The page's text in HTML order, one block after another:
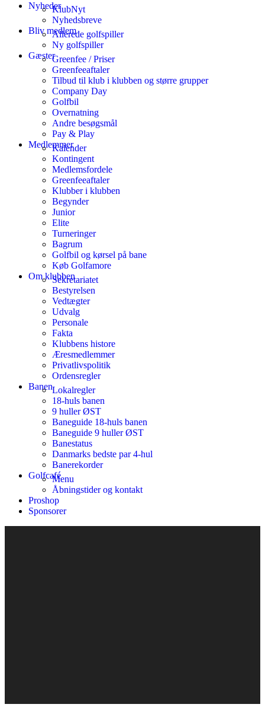
NyhederKlubNyt
Nyhedsbreve
Bliv medlemAllerede golfspiller
Ny golfspiller
GæsterGreenfee / Priser
Greenfeeaftaler
Tilbud til klub i klubben og større grupper
Company Day
Golfbil
Overnatning
Andre besøgsmål
Pay & Play
Medlemmer
Kalender
Kontingent
Medlemsfordele
Greenfeeaftaler
Klubber i klubben
Begynder
Junior
Elite
Turneringer
Bagrum
Golfbil og kørsel på bane
Køb Golfamore
Om klubbenSekretariatet
Bestyrelsen
Vedtægter
Udvalg
Personale
Fakta
Klubbens histore
Æresmedlemmer
Privatlivspolitik
Ordensregler
BanenLokalregler
18-huls banen
9 huller ØST
Baneguide 18-huls banen
Baneguide 9 huller ØST
Banestatus
Danmarks bedste par 4-hul
Banerekorder
GolfcaféMenu
Åbningstider og kontakt
Proshop
Sponsorer